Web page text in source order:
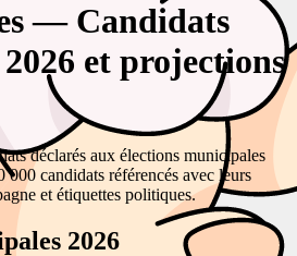
— Candidats
et projections
déclarés aux élections municipales
000 candidats référencés avec leurs
et étiquettes politiques.
2026